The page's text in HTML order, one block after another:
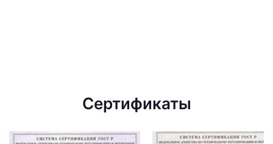
Сертификаты